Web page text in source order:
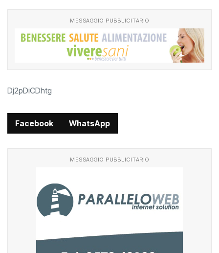
MESSAGGIO PUBBLICITARIO
Dj2pDiCDhtg
Facebook WhatsApp
MESSAGGIO PUBBLICITARIO